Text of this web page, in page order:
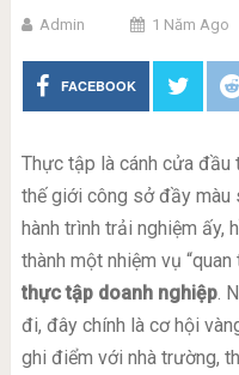
Admin 1 Năm Ago
FACEBOOK
Thực tập là cánh cửa
thế giới công sở đầy màu
hành trình trải nghiệm ấy,
thành một nhiệm vụ
thực tập doanh nghiệp.
đi, đây chính là cơ hội
ghi điểm với nhà trường,